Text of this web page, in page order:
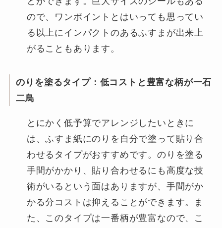
ので、ワンポイントとはいっても思ってい
る以上にインパクトのあるふすまが出来上
がることもあります。
のりを塗るタイプ：低コストと豊富な柄が一石
二鳥
とにかく低予算でアレンジしたいときに
は、ふすま紙にのりを自分で塗って貼り合
わせるタイプがおすすめです。のりを塗る
手間がかかり、貼り合わせるにも高度な技
術がいるという面はありますが、手間がか
かる分コストは抑えることができます。ま
た、このタイプは一番柄が豊富なので、こ